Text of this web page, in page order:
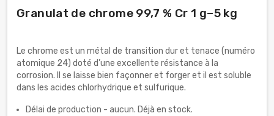
Granulat de chrome 99,7 % Cr 1 g–5 kg
Le chrome est un métal de transition dur et tenace (numéro
atomique 24) doté d’une excellente résistance à la
corrosion. Il se laisse bien façonner et forger et il est soluble
dans les acides chlorhydrique et sulfurique.
Délai de production - aucun. Déjà en stock.